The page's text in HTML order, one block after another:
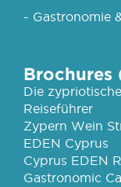
- Gastronomie
Brochures
Die
Reiseführer
Zypern Wein
EDEN Cyprus
Cyprus EDEN
Gastronomic